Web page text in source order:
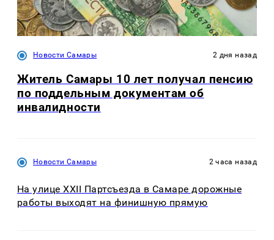
Новости Самары 2 дня назад
Житель Самары 10 лет получал пенсию
по поддельным документам об
инвалидности
Новости Самары 2 часа назад
На улице XXII Партсъезда в Самаре дорожные
работы выходят на финишную прямую